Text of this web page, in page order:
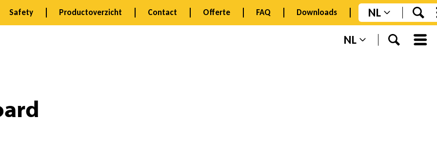
Safety Productoverzicht Contact Offerte FAQ Downloads
NL
NL